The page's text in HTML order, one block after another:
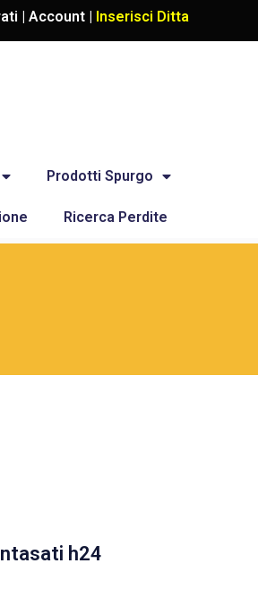
| Account | Inserisci Ditta
Prodotti Spurgo
Ricerca Perdite
h24